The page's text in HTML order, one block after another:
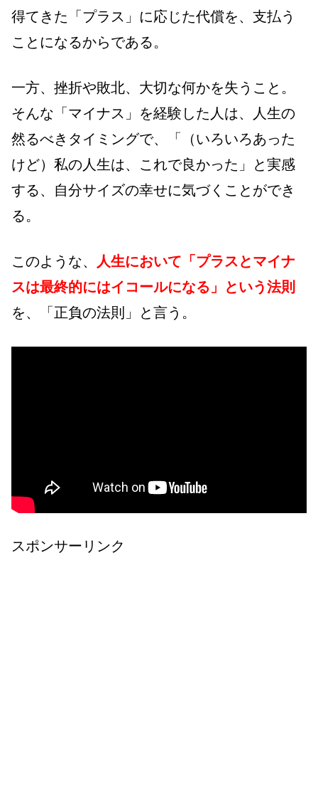
得てきた「プラス」に応じた代償を、支払う
ことになるからである。
一方、挫折や敗北、大切な何かを失うこと。
そんな「マイナス」を経験した人は、人生の
然るべきタイミングで、「（いろいろあった
けど）私の人生は、これで良かった」と実感
する、自分サイズの幸せに気づくことができ
る。
このような、
人生において「プラスとマイナ
スは最終的にはイコールになる」という法則
を、「正負の法則」と言う。
スポンサーリンク